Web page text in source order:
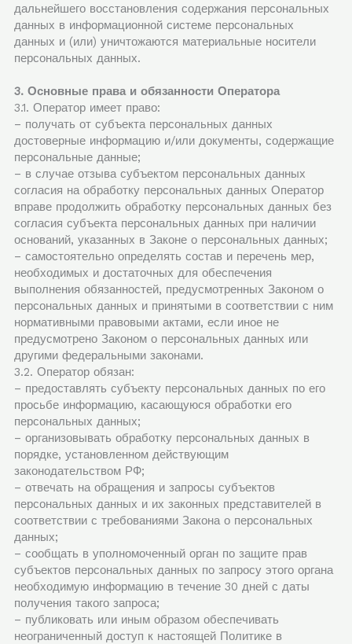
дальнейшего восстановления содержания персональных
данных в информационной системе персональных
данных и (или) уничтожаются материальные носители
персональных данных.
3. Основные права и обязанности Оператора
3.1. Оператор имеет право:
– получать от субъекта персональных данных
достоверные информацию и/или документы, содержащие
персональные данные;
– в случае отзыва субъектом персональных данных
согласия на обработку персональных данных Оператор
вправе продолжить обработку персональных данных без
согласия субъекта персональных данных при наличии
оснований, указанных в Законе о персональных данных;
– самостоятельно определять состав и перечень мер,
необходимых и достаточных для обеспечения
выполнения обязанностей, предусмотренных Законом о
персональных данных и принятыми в соответствии с ним
нормативными правовыми актами, если иное не
предусмотрено Законом о персональных данных или
другими федеральными законами.
3.2. Оператор обязан:
– предоставлять субъекту персональных данных по его
просьбе информацию, касающуюся обработки его
персональных данных;
– организовывать обработку персональных данных в
порядке, установленном действующим
законодательством РФ;
– отвечать на обращения и запросы субъектов
персональных данных и их законных представителей в
соответствии с требованиями Закона о персональных
данных;
– сообщать в уполномоченный орган по защите прав
субъектов персональных данных по запросу этого органа
необходимую информацию в течение 30 дней с даты
получения такого запроса;
– публиковать или иным образом обеспечивать
неограниченный доступ к настоящей Политике в